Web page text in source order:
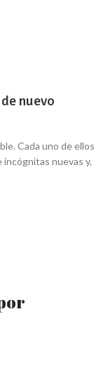
nuevo
Cada uno de ellos
nuevas y,